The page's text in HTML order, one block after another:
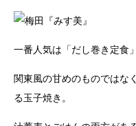
一番人気は「だし巻き定食
関東風の甘めのものではな
る玉子焼き。